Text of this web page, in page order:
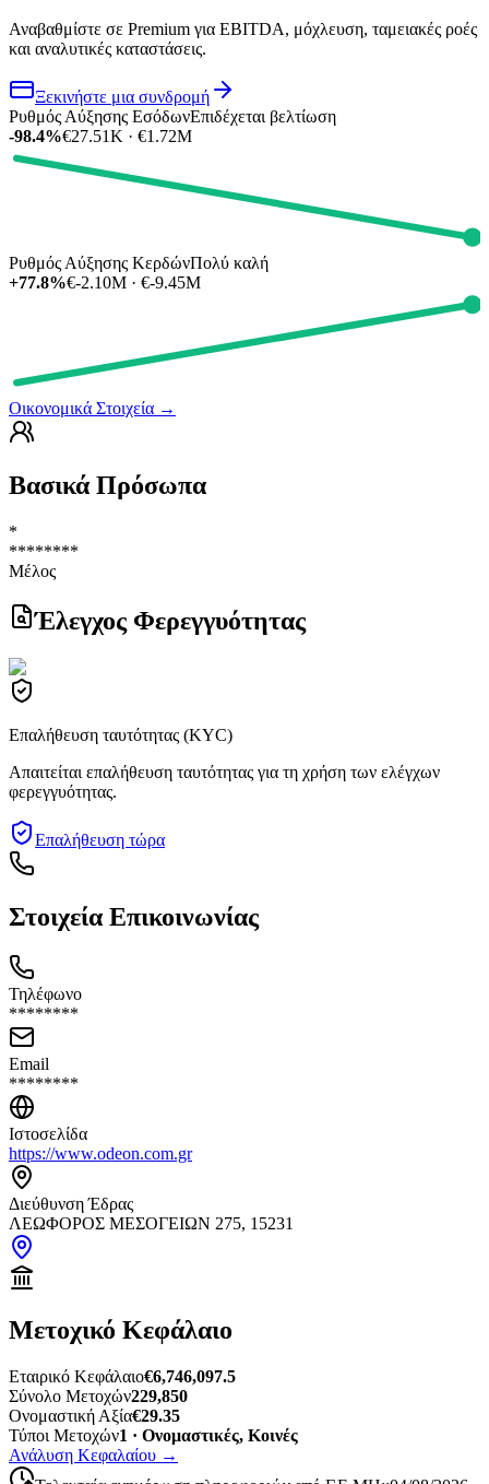
Αναβαθμίστε σε Premium για EBITDA, μόχλευση, ταμειακές ροές
και αναλυτικές καταστάσεις.
Ξεκινήστε μια συνδρομή
Ρυθμός Αύξησης ΕσόδωνΕπιδέχεται βελτίωση
-98.4%€27.51K · €1.72M
Ρυθμός Αύξησης ΚερδώνΠολύ καλή
+77.8%€-2.10M · €-9.45M
Οικονομικά Στοιχεία →
Βασικά Πρόσωπα
*
********
Μέλος
Έλεγχος Φερεγγυότητας
Επαλήθευση ταυτότητας (KYC)
Απαιτείται επαλήθευση ταυτότητας για τη χρήση των ελέγχων
φερεγγυότητας.
Επαλήθευση τώρα
Στοιχεία Επικοινωνίας
Τηλέφωνο
********
Email
********
Ιστοσελίδα
https://www.odeon.com.gr
Διεύθυνση Έδρας
ΛΕΩΦΟΡΟΣ ΜΕΣΟΓΕΙΩΝ 275, 15231
Μετοχικό Κεφάλαιο
Εταιρικό Κεφάλαιο€6,746,097.5
Σύνολο Μετοχών229,850
Ονομαστική Αξία€29.35
Τύποι Μετοχών1 · Ονομαστικές, Κοινές
Ανάλυση Κεφαλαίου →